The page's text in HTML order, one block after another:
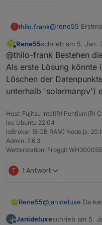
T thilo.frank@rene55
Problem war,
läuft nahezu
Ich bin
IOBroker,
vermutlich
Die ganze
Ich habe derzeit
Tigger66:
https://
932142651-
bc252065c762-
Mein Log hat
:-(
Kann ich da
ignorieren?
Online
Rene55schrieb am 5. Jan.
zuletzt editiert von
@thilo-frank Bestehen
Als erste Lösung könnte
Löschen der
unterhalb 'solarmanpv')
Host: Fujitsu Intel(R) Pentium(R)
lxc Ubuntu 22.04
ioBroker (8 GB RAM) Node.js:
Admin: 7.6.3
Wetterstation: Froggit
T 1 Antwort
Rene55@janideluxe Da
Installationen mit
J Janideluxeschrieb am 5.
zuletzt editiert